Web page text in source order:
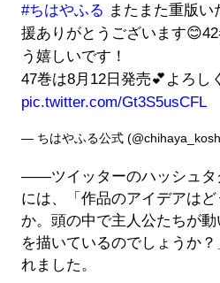
#ちはやふる またまた重版
援ありがとうございます
う嬉しいです！
47巻は8月12日発売💕よろし
pic.twitter.com/Gt3S5usCFL
— ちはやふる公式
――ツイッターのハッシュタ
には、「作品のアイデアは
か。頭の中で主人公たちが
を描いているのでしょうか
れました。